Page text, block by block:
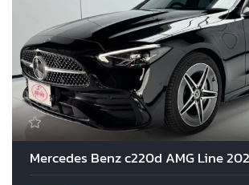
Mercedes Benz c220d AMG Line